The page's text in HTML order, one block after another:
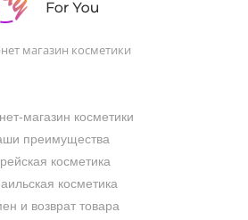
магазин косметики
магазин косметики
преимущества
косметика
косметика
и возврат товара